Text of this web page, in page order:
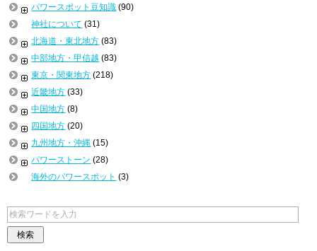
パワースポット豆知識 (90)
神社について (31)
北海道・東北地方 (83)
中部地方・甲信越 (83)
東京・関東地方 (218)
近畿地方 (33)
中国地方 (8)
四国地方 (20)
九州地方・沖縄 (15)
パワーストーン (28)
海外のパワースポット (3)